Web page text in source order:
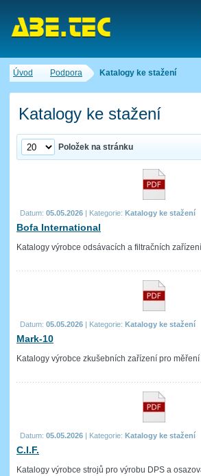
Úvod Podpora Katalogy ke stažení
Katalogy ke stažení
Položek na stránku
Datum: 05.05.2026 Kategorie: Katalogy ke stažení
Bofa International
Katalogy výrobce odsávacích a filtračních
Datum: 05.05.2026 Kategorie: Katalogy ke stažení
Mark-10
Katalogy výrobce zkušebních zařízení pro
Datum: 05.05.2026 Kategorie: Katalogy ke stažení
C.I.F.
Katalogy výrobce strojů pro výrobu DPS a
Nákupní košík je
Cena celkem:0,00 CZK
Uživatel:
Zapomenuté heslo